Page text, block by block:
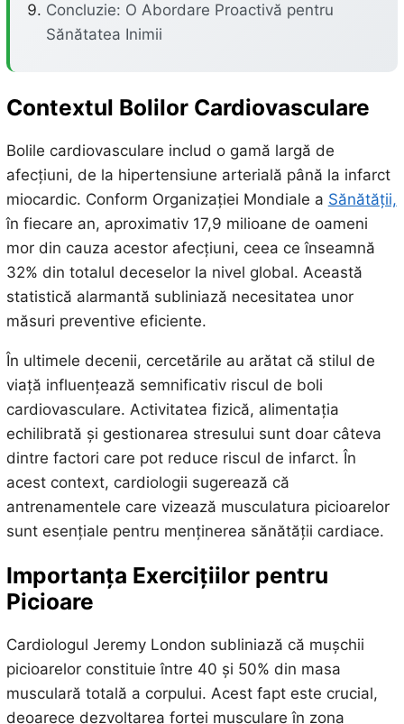
Concluzie: O Abordare Proactivă pentru
Sănătatea Inimii
Contextul Bolilor Cardiovasculare
Bolile cardiovasculare includ o gamă largă de
afecțiuni, de la hipertensiune arterială până la infarct
miocardic. Conform Organizației Mondiale a Sănătății,
în fiecare an, aproximativ 17,9 milioane de oameni
mor din cauza acestor afecțiuni, ceea ce înseamnă
32% din totalul deceselor la nivel global. Această
statistică alarmantă subliniază necesitatea unor
măsuri preventive eficiente.
În ultimele decenii, cercetările au arătat că stilul de
viață influențează semnificativ riscul de boli
cardiovasculare. Activitatea fizică, alimentația
echilibrată și gestionarea stresului sunt doar câteva
dintre factori care pot reduce riscul de infarct. În
acest context, cardiologii sugerează că
antrenamentele care vizează musculatura picioarelor
sunt esențiale pentru menținerea sănătății cardiace.
Importanța Exercițiilor pentru
Picioare
Cardiologul Jeremy London subliniază că mușchii
picioarelor constituie între 40 și 50% din masa
musculară totală a corpului. Acest fapt este crucial,
deoarece dezvoltarea forței musculare în zona